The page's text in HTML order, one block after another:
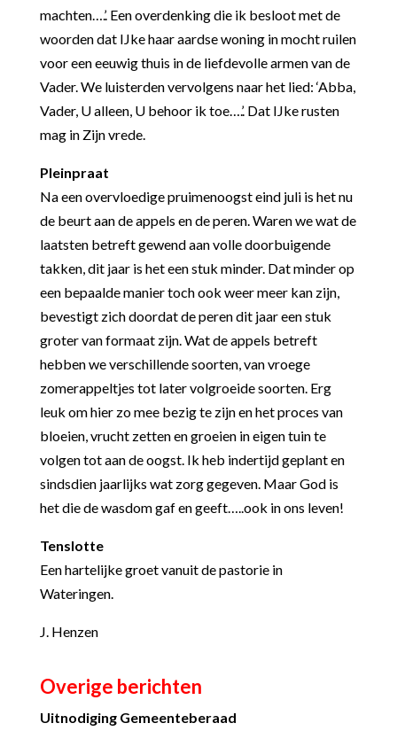
machten….’. Een overdenking die ik besloot met de
woorden dat IJke haar aardse woning in mocht ruilen
voor een eeuwig thuis in de liefdevolle armen van de
Vader. We luisterden vervolgens naar het lied: ‘Abba,
Vader, U alleen, U behoor ik toe….’. Dat IJke rusten
mag in Zijn vrede.
Pleinpraat
Na een overvloedige pruimenoogst eind juli is het nu
de beurt aan de appels en de peren. Waren we wat de
laatsten betreft gewend aan volle doorbuigende
takken, dit jaar is het een stuk minder. Dat minder op
een bepaalde manier toch ook weer meer kan zijn,
bevestigt zich doordat de peren dit jaar een stuk
groter van formaat zijn. Wat de appels betreft
hebben we verschillende soorten, van vroege
zomerappeltjes tot later volgroeide soorten. Erg
leuk om hier zo mee bezig te zijn en het proces van
bloeien, vrucht zetten en groeien in eigen tuin te
volgen tot aan de oogst. Ik heb indertijd geplant en
sindsdien jaarlijks wat zorg gegeven. Maar God is
het die de wasdom gaf en geeft…..ook in ons leven!
Tenslotte
Een hartelijke groet vanuit de pastorie in
Wateringen.
J. Henzen
Overige berichten
Uitnodiging Gemeenteberaad